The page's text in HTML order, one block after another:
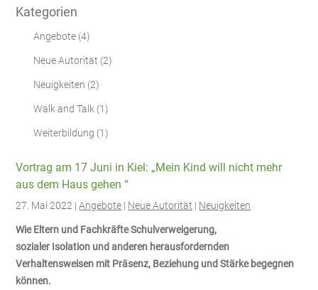
Kategorien
Angebote (4)
Neue Autorität (2)
Neuigkeiten (2)
Walk and Talk (1)
Weiterbildung (1)
Vortrag am 17 Juni in Kiel: „Mein Kind will nicht mehr
aus dem Haus gehen “
27. Mai 2022 |Angebote | Neue Autorität | Neuigkeiten
Wie Eltern und Fachkräfte Schulverweigerung,
sozialer Isolation und anderen herausfordernden
Verhaltensweisen mit Präsenz, Beziehung und Stärke begegnen
können.